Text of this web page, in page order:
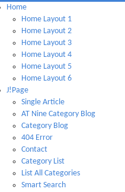
Home
Home Layout 1
Home Layout 2
Home Layout 3
Home Layout 4
Home Layout 5
Home Layout 6
J!Page
Single Article
AT Nine Category Blog
Category Blog
404 Error
Contact
Category List
List All Categories
Smart Search